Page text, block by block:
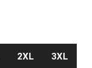
2XL 3XL